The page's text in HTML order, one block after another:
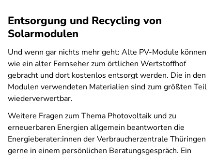
Entsorgung und Recycling von
Solarmodulen
Und wenn gar nichts mehr geht: Alte PV-Module können
wie ein alter Fernseher zum örtlichen Wertstoffhof
gebracht und dort kostenlos entsorgt werden. Die in den
Modulen verwendeten Materialien sind zum größten Teil
wiederverwertbar.
Weitere Fragen zum Thema Photovoltaik und zu
erneuerbaren Energien allgemein beantworten die
Energieberater:innen der Verbraucherzentrale Thüringen
gerne in einem persönlichen Beratungsgespräch. Ein